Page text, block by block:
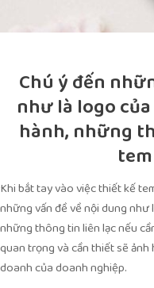
Chú ý đến
như là logo
hành, những
Khi bắt tay vào việc thiết kế
những vấn đề về nội dung
những thông tin liên lạc nếu
quan trọng và cần thiết sẽ
doanh của doanh nghiệp.